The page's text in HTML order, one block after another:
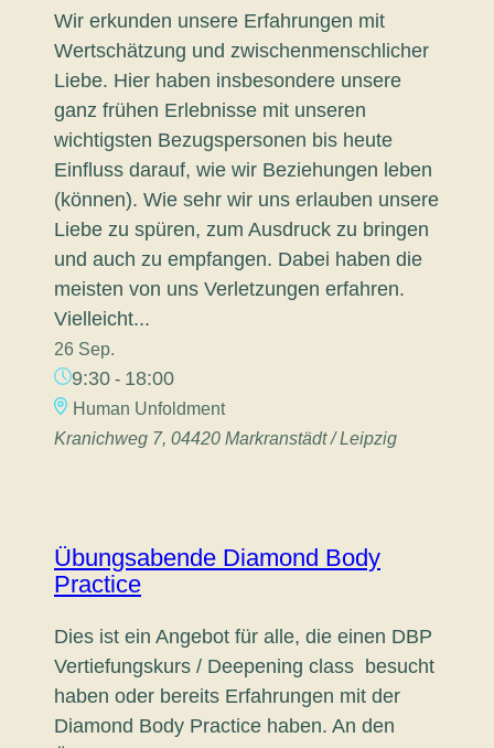
Wir erkunden unsere Erfahrungen mit
Wertschätzung und zwischenmenschlicher
Liebe. Hier haben insbesondere unsere
ganz frühen Erlebnisse mit unseren
wichtigsten Bezugspersonen bis heute
Einfluss darauf, wie wir Beziehungen leben
(können). Wie sehr wir uns erlauben unsere
Liebe zu spüren, zum Ausdruck zu bringen
und auch zu empfangen. Dabei haben die
meisten von uns Verletzungen erfahren.
Vielleicht...
26 Sep.
9:30 - 18:00
Human Unfoldment
Kranichweg 7, 04420 Markranstädt / Leipzig
Übungsabende Diamond Body
Practice
Dies ist ein Angebot für alle, die einen DBP
Vertiefungskurs / Deepening class besucht
haben oder bereits Erfahrungen mit der
Diamond Body Practice haben. An den